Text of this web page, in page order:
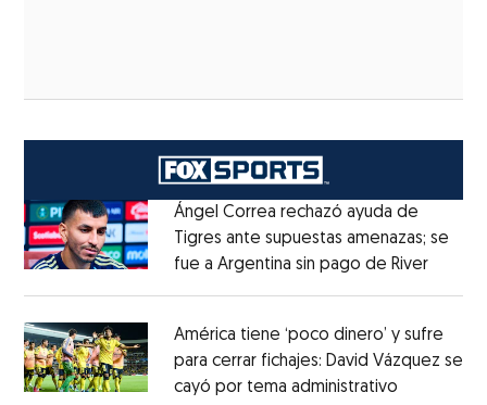
Ángel Correa rechazó ayuda de
Tigres ante supuestas amenazas; se
fue a Argentina sin pago de RiverOpens
América tiene ‘poco dinero’ y sufre
para cerrar fichajes: David Vázquez se
cayó por tema administrativo